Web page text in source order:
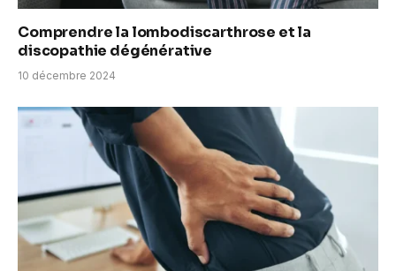
Comprendre la lombodiscarthrose et la
discopathie dégénérative
10 décembre 2024